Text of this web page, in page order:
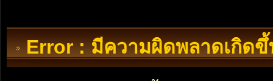
Error : มีความผิดพลาดเกิดขึ้